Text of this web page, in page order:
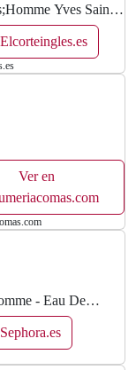
Yves Saint
Ver en
- Eau De